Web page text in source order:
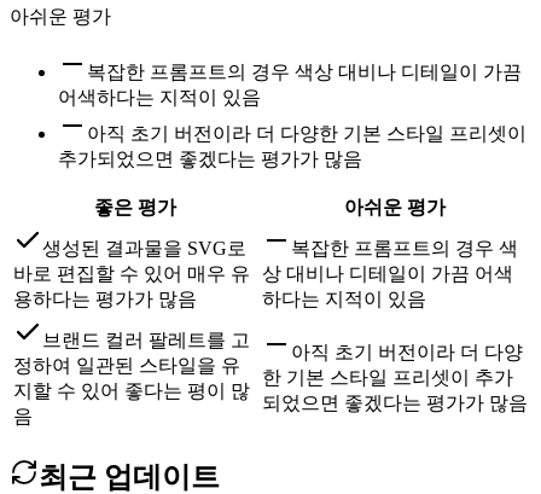
아쉬운 평가
복잡한 프롬프트의 경우 색상 대비나 디테일이 가끔
어색하다는 지적이 있음
아직 초기 버전이라 더 다양한 기본 스타일 프리셋이
추가되었으면 좋겠다는 평가가 많음
좋은 평가
아쉬운 평가
생성된 결과물을 SVG로
바로 편집할 수 있어 매우 유
용하다는 평가가 많음
복잡한 프롬프트의 경우 색
상 대비나 디테일이 가끔 어색
하다는 지적이 있음
브랜드 컬러 팔레트를 고
정하여 일관된 스타일을 유
지할 수 있어 좋다는 평이 많
음
아직 초기 버전이라 더 다양
한 기본 스타일 프리셋이 추가
되었으면 좋겠다는 평가가 많음
최근 업데이트